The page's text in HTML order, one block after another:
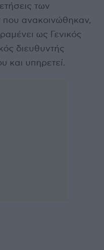
των
που ανακοινώθηκαν,
ως Γενικός
διευθυντής
και υπηρετεί.